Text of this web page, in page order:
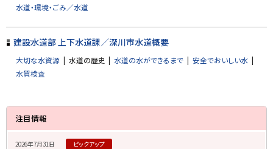
る
水道・環境・ごみ／水道
建設水道部 上下水道課／深川市水道概要
大切な水資源 水道の歴史 水道の水ができるまで
安全でおいしい水
水質検査
サ
イ
注目情報
2026年7月31日 ピックアップ